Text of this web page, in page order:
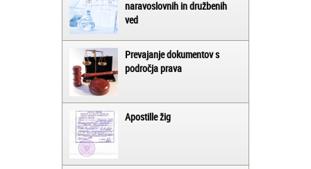
naravoslovnih in družbenih
ved
Prevajanje dokumentov s
področja prava
Apostille žig